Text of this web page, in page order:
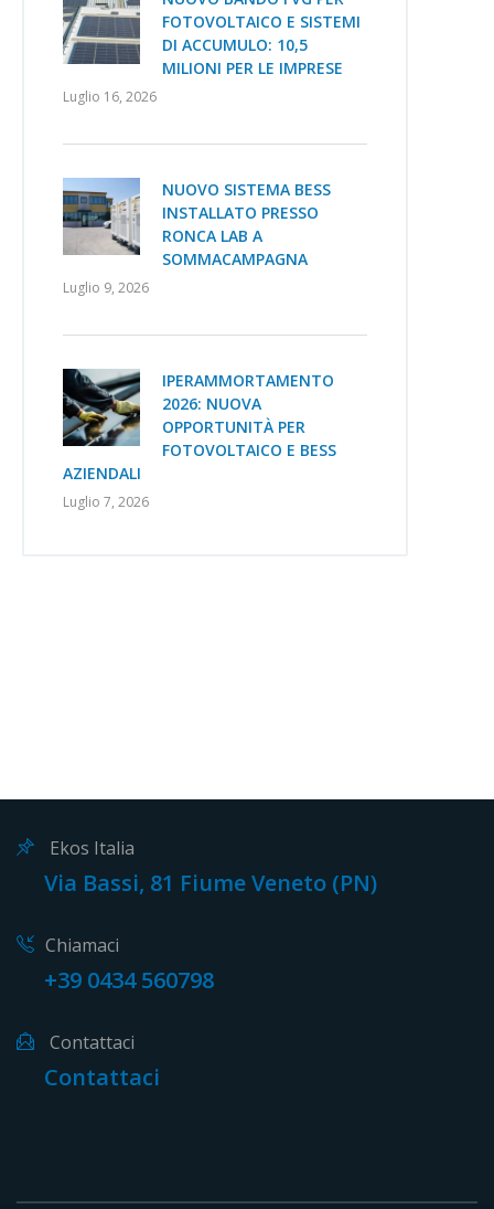
FOTOVOLTAICO E SISTEMI
DI ACCUMULO: 10,5
MILIONI PER LE IMPRESE
Luglio 16, 2026
NUOVO SISTEMA BESS
INSTALLATO PRESSO
RONCA LAB A
SOMMACAMPAGNA
Luglio 9, 2026
IPERAMMORTAMENTO
2026: NUOVA
OPPORTUNITÀ PER
FOTOVOLTAICO E BESS
AZIENDALI
Luglio 7, 2026
Ekos Italia
Via Bassi, 81 Fiume Veneto (PN)
Chiamaci
+39 0434 560798
Contattaci
Contattaci